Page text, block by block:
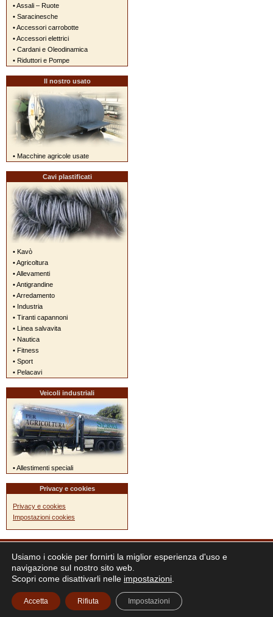
• Assali – Ruote
• Saracinesche
• Accessori carrobotte
• Accessori elettrici
• Cardani e Oleodinamica
• Riduttori e Pompe
Il nostro usato
• Macchine agricole usate
Cavi plastificati
• Kavò
• Agricoltura
• Allevamenti
• Antigrandine
• Arredamento
• Industria
• Tiranti capannoni
• Linea salvavita
• Nautica
• Fitness
• Sport
• Pelacavi
Veicoli industriali
• Allestimenti speciali
Privacy e cookies
Privacy e cookies
Impostazioni cookies
Usiamo i cookie per fornirti la miglior esperienza d'uso e
navigazione sul nostro sito web.
Scopri come disattivarli nelle impostazioni
Accetta Rifiuta Impostazioni